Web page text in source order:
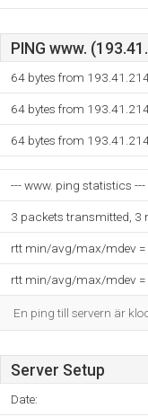
PING www.
64 bytes from
64 bytes from
64 bytes from
--- www. ping statistics ---
3 packets transmitted, 3
rtt min/avg/max/mdev
rtt min/avg/max/mdev
En ping till servern är
Server Setup
Date: